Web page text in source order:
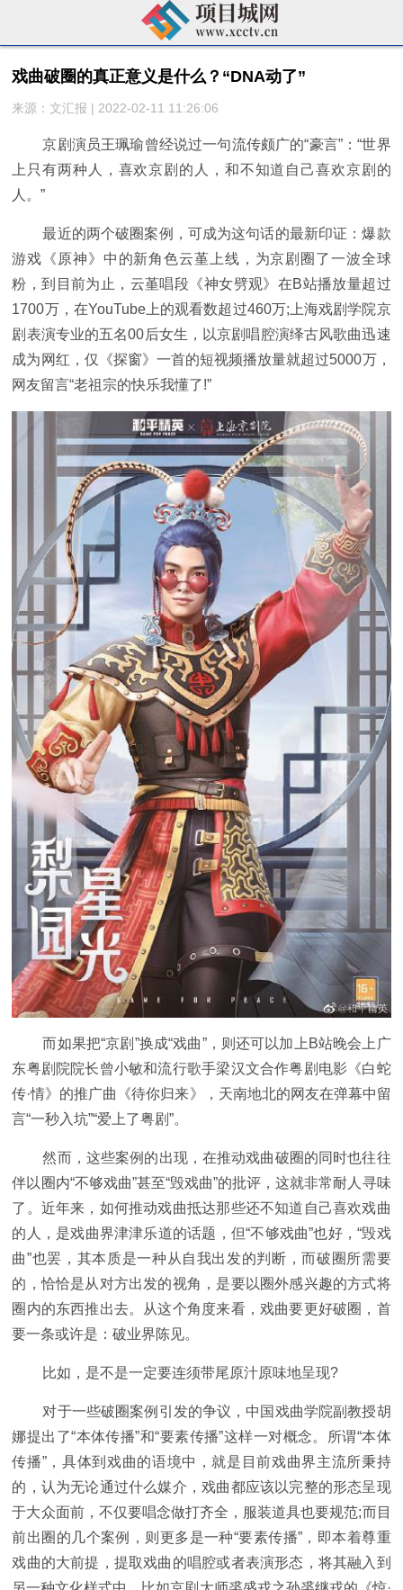
戏曲破圈的真正意义是什么？“DNA动了”
来源：文汇报 | 2022-02-11 11:26:06
京剧演员王珮瑜曾经说过一句流传颇广的“豪言”：“世界
上只有两种人，喜欢京剧的人，和不知道自己喜欢京剧的
人。”
最近的两个破圈案例，可成为这句话的最新印证：爆款
游戏《原神》中的新角色云堇上线，为京剧圈了一波全球
粉，到目前为止，云堇唱段《神女劈观》在B站播放量超过
1700万，在YouTube上的观看数超过460万;上海戏剧学院京
剧表演专业的五名00后女生，以京剧唱腔演绎古风歌曲迅速
成为网红，仅《探窗》一首的短视频播放量就超过5000万，
网友留言“老祖宗的快乐我懂了!”
而如果把“京剧”换成“戏曲”，则还可以加上B站晚会上广
东粤剧院院长曾小敏和流行歌手梁汉文合作粤剧电影《白蛇
传·情》的推广曲《待你归来》，天南地北的网友在弹幕中留
言“一秒入坑”“爱上了粤剧”。
然而，这些案例的出现，在推动戏曲破圈的同时也往往
伴以圈内“不够戏曲”甚至“毁戏曲”的批评，这就非常耐人寻味
了。近年来，如何推动戏曲抵达那些还不知道自己喜欢戏曲
的人，是戏曲界津津乐道的话题，但“不够戏曲”也好，“毁戏
曲”也罢，其本质是一种从自我出发的判断，而破圈所需要
的，恰恰是从对方出发的视角，是要以圈外感兴趣的方式将
圈内的东西推出去。从这个角度来看，戏曲要更好破圈，首
要一条或许是：破业界陈见。
比如，是不是一定要连须带尾原汁原味地呈现?
对于一些破圈案例引发的争议，中国戏曲学院副教授胡
娜提出了“本体传播”和“要素传播”这样一对概念。所谓“本体
传播”，具体到戏曲的语境中，就是目前戏曲界主流所秉持
的，认为无论通过什么媒介，戏曲都应该以完整的形态呈现
于大众面前，不仅要唱念做打齐全，服装道具也要规范;而目
前出圈的几个案例，则更多是一种“要素传播”，即本着尊重
戏曲的大前提，提取戏曲的唱腔或者表演形态，将其融入到